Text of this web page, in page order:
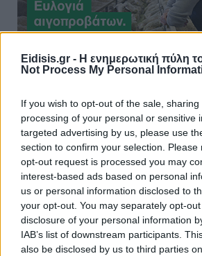
Eidisis.gr - Η ενημερωτική πύλη
Not Process My Personal
If you wish to opt-out of the sale,
processing of your personal or sensitive
targeted advertising by us, please use
section to confirm your selection.
opt-out request is processed you may
interest-based ads based on personal
us or personal information disclosed to
your opt-out. You may separately opt-
disclosure of your personal information
IAB’s list of downstream participants.
also be disclosed by us to third parties